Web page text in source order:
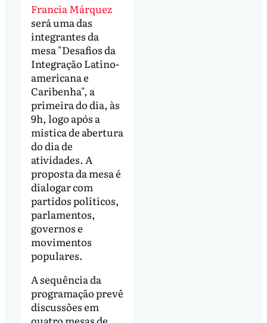
Francia Márquez
será uma das
integrantes da
mesa "Desafios da
Integração Latino-
americana e
Caribenha", a
primeira do dia, às
9h, logo após a
mística de abertura
do dia de
atividades. A
proposta da mesa é
dialogar com
partidos políticos,
parlamentos,
governos e
movimentos
populares.
A sequência da
programação prevê
discussões em